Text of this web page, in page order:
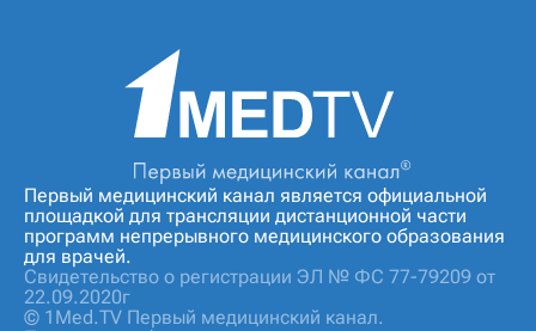
Первый медицинский канал является официальной
площадкой для трансляции дистанционной части
программ непрерывного медицинского образования
для врачей.
Свидетельство о регистрации ЭЛ № ФС 77-79209 от
22.09.2020г
© 1Med.TV Первый медицинский канал.